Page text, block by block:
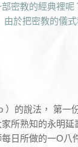
密教的經典裡
於把密教的儀
的說法， 第一
所熟知的永明
日所做的一O八